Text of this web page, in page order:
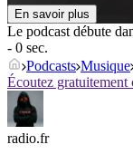
En savoir plus
Le podcast débute
- 0 sec.
Podcasts Musique
Écoutez gratuitement
radio.fr